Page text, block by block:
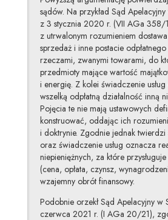
sądów. Na przykład Sąd
z 3 stycznia 2020 r. (VII AGa 358/
z utrwalonym rozumieniem
sprzedaż i inne postacie
rzeczami, zwanymi towarami, do
przedmioty mające wartość
i energię. Z kolei świadczenie
wszelką odpłatną działalność inną
Pojęcia te nie mają ustawowych
konstruować, oddając ich
i doktrynie. Zgodnie jednak
oraz świadczenie usług oznacza
niepieniężnych, za które
(cena, opłata, czynsz,
wzajemny obrót finansowy.
Podobnie orzekł Sąd Apelacyjny
czerwca 2021 r. (I AGa 20/21),